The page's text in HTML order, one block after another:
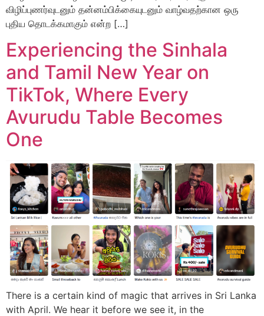
விழிப்புணர்வுடனும் தன்னம்பிக்கையுடனும் வாழ்வதற்கான ஒரு
புதிய தொடக்கமாகும் என்ற […]
Experiencing the Sinhala
and Tamil New Year on
TikTok, Where Every
Avurudu Table Becomes
One
There is a certain kind of magic that arrives in Sri Lanka
with April. We hear it before we see it, in the